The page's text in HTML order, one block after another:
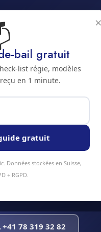
de
Bienne et alentours.
sous 48h en
professionnel,
+41 78 319 32 82
bail gratuit
list régie, modèles
en 1 minute.
gratuit
Données stockées en Suisse,
+ RGPD.